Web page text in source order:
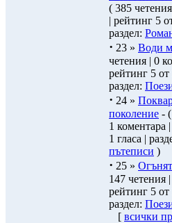
( 385
| рейтинг 5
раздел:
· 23 » Води
четения | 0
рейтинг 5 от
раздел:
· 24 »
поколение -
1 коментара
1 гласа |
пътеписи )
· 25 »
147 четения
рейтинг 5 от
раздел:
[ всички